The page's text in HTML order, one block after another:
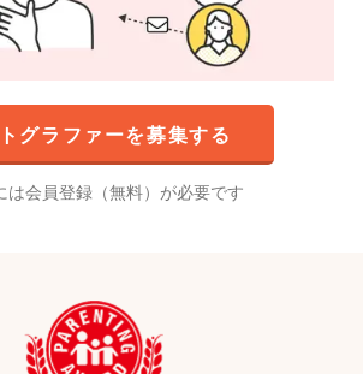
グラファーを募集する
は会員登録（無料）が必要です